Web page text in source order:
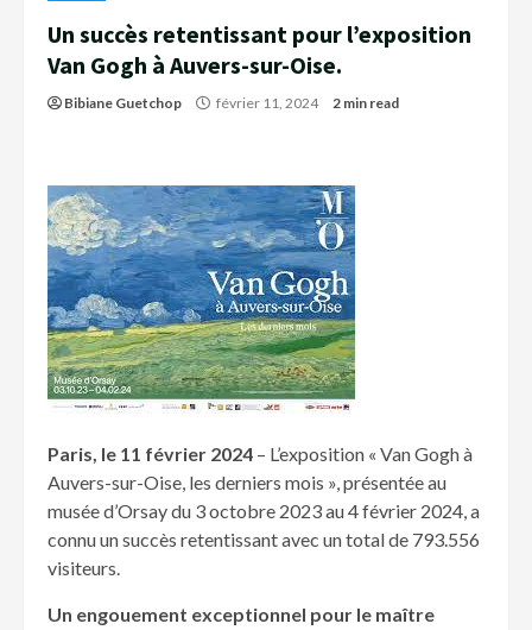
Un succès retentissant pour l’exposition
Van Gogh à Auvers-sur-Oise.
Bibiane Guetchop février 11, 2024 2 min read
Paris, le 11 février 2024 – L’exposition « Van Gogh à
Auvers-sur-Oise, les derniers mois », présentée au
musée d’Orsay du 3 octobre 2023 au 4 février 2024, a
connu un succès retentissant avec un total de 793.556
visiteurs.
Un engouement exceptionnel pour le maître